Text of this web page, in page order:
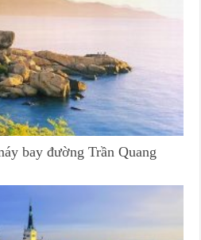
bay đường Trần Quang